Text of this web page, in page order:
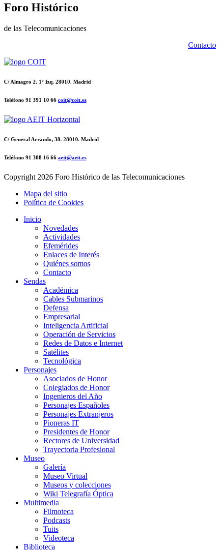
Foro Histórico
de las Telecomunicaciones
Contacto
C/ Almagro 2. 1º Izq. 28010. Madrid
Teléfono 91 391 10 66 coit@coit.es
C/ General Arrando, 38. 28010. Madrid
Teléfono 91 308 16 66 aeit@aeit.es
Copyright 2026 Foro Histórico de las Telecomunicaciones
Mapa del sitio
Política de Cookies
Inicio
Novedades
Actividades
Efemérides
Enlaces de Interés
Quiénes somos
Contacto
Sendas
Académica
Cables Submarinos
Defensa
Empresarial
Inteligencia Artificial
Operación de Servicios
Redes de Datos e Internet
Satélites
Tecnológica
Personajes
Asociados de Honor
Colegiados de Honor
Ingenieros del Año
Personajes Españoles
Personajes Extranjeros
Pioneras IT
Presidentes de Honor
Rectores de Universidad
Trayectoria Profesional
Museo
Galería
Museo Virtual
Museos y colecciones
Wiki Telegrafía Óptica
Multimedia
Filmoteca
Podcasts
Tuits
Videoteca
Biblioteca